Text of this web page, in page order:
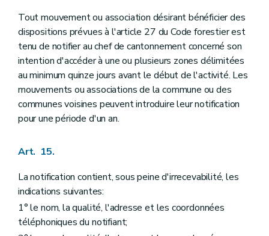
Tout mouvement ou association désirant bénéficier des
dispositions prévues à l'article 27 du Code forestier est
tenu de notifier au chef de cantonnement concerné son
intention d'accéder à une ou plusieurs zones délimitées
au minimum quinze jours avant le début de l'activité. Les
mouvements ou associations de la commune ou des
communes voisines peuvent introduire leur notification
pour une période d'un an.
Art. 15.
La notification contient, sous peine d'irrecevabilité, les
indications suivantes:
1° le nom, la qualité, l'adresse et les coordonnées
téléphoniques du notifiant;